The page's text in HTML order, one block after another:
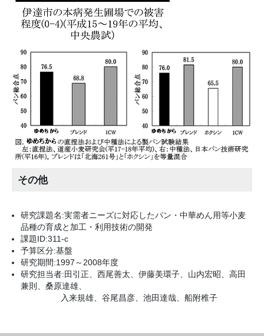
その他
研究課題名:実需者ニーズに対応したパン・中華めん用等小麦
品種の育成と加工・利用技術の開発
課題ID:311-c
予算区分:基盤
研究期間:1997～2008年度
研究担当者:田引正、西尾善太、伊藤美環子、山内宏昭、高田
兼則、桑原達雄、
入来規雄、谷尾昌彦、池田達哉、船附稚子